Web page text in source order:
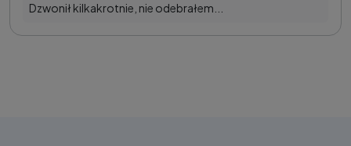
Dzwonił kilkakrotnie, nie odebrałem...